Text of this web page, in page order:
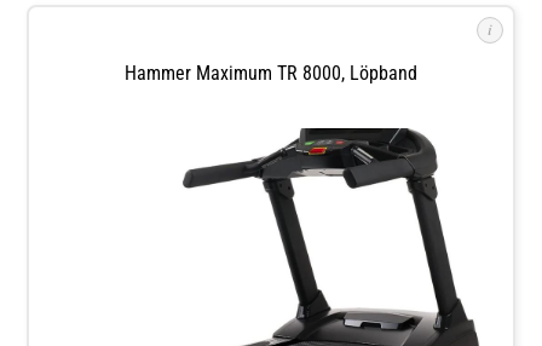
i
Hammer Maximum TR 8000, Löpband